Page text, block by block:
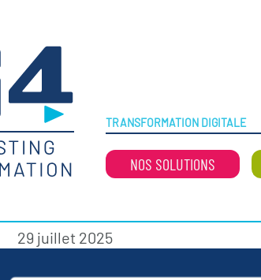
TRANSFORMATION DIGITALE
NOS SOLUTIONS
29 juillet 2025